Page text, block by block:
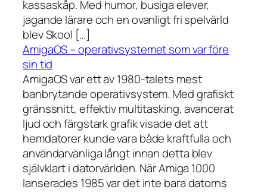
kassaskåp. Med humor, busiga elever,
jagande lärare och en ovanligt fri spelvärld
blev Skool […]
AmigaOS – operativsystemet som var före
sin tid
AmigaOS var ett av 1980-talets mest
banbrytande operativsystem. Med grafiskt
gränssnitt, effektiv multitasking, avancerat
ljud och färgstark grafik visade det att
hemdatorer kunde vara både kraftfulla och
användarvänliga långt innan detta blev
självklart i datorvärlden. När Amiga 1000
lanserades 1985 var det inte bara datorns